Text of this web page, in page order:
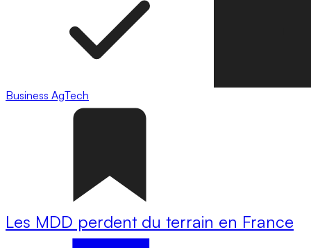
Business AgTech
Les MDD perdent du terrain en France